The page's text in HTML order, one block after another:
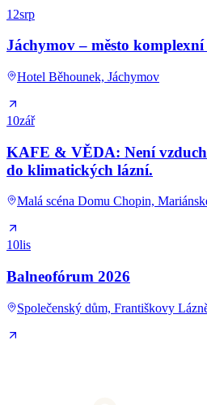
12srp
Jáchymov – město
Hotel Běhounek, Jáchymov
10zář
KAFE & VĚDA: Není
do klimatických lázní.
Malá scéna Domu Chopin,
10lis
Balneofórum 2026
Společenský dům, Františkovy